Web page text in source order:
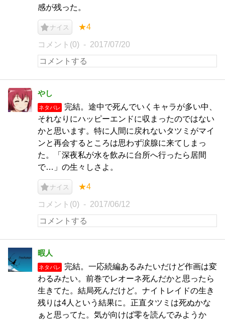
感が残った。
ナイス ★4
コメント(0) 2017/07/20
やし
ネタバレ
完結。途中で死んでいくキャラが多い中、
それなりにハッピーエンドに収まったのではない
かと思います。特に人間に戻れないタツミがマイ
ンと再会するところは思わず涙腺に来てしまっ
た。「深夜私が水を飲みに台所へ行ったら居間
で…」の生々しさよ。
ナイス ★4
コメント(0) 2017/06/12
暇人
ネタバレ
完結。一応続編あるみたいだけど作画は変
わるみたい。前巻でレオーネ死んだかと思ったら
生きてた。結局死んだけど。ナイトレイドの生き
残りは4人という結果に。正直タツミは死ぬかな
ぁと思ってた。気が向けば零を読んでみようか